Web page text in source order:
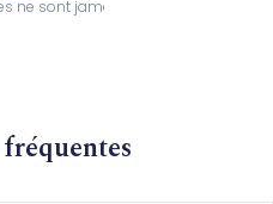
ne sont jamais cédées à des tiers.